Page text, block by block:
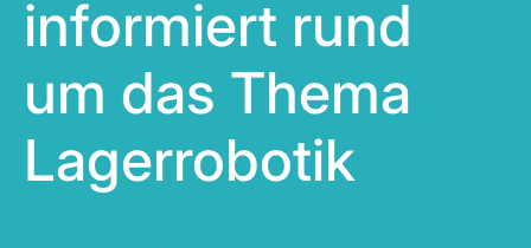
informiert rund
um das Thema
Lagerrobotik